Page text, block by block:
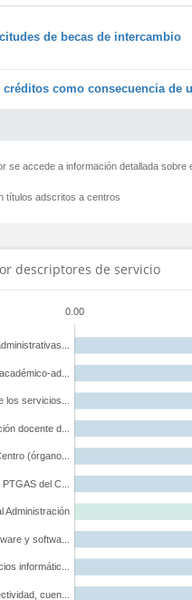
de becas de intercambio
créditos como consecuencia de
se accede a información detallada sobre
títulos adscritos a centros
descriptores de servicio
0.00
cuen...
informátic...
y softwa...
Administración
del C...
(órgano...
docente d...
los servicios...
ad...